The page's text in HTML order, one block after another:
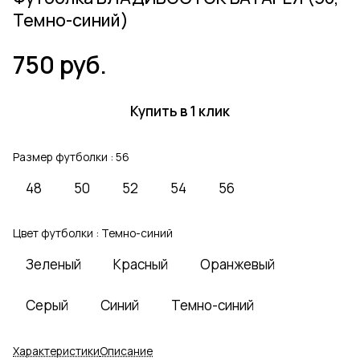
Темно-синий)
750 руб.
Купить в 1 клик
Размер футболки : 56
48 50 52 54 56
Цвет футболки : Темно-синий
Зеленый Красный Оранжевый
Серый Синий Темно-синий
ХарактеристикиОписание